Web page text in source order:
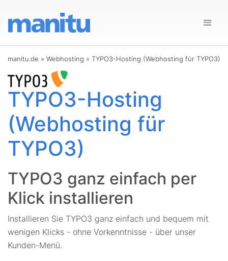
manitu.de » Webhosting » TYPO3-Hosting (Webhosting für TYPO3)
TYPO3-Hosting
(Webhosting für
TYPO3)
TYPO3 ganz einfach per
Klick installieren
Installieren Sie TYPO3 ganz einfach und bequem mit
wenigen Klicks - ohne Vorkenntnisse - über unser
Kunden-Menü.